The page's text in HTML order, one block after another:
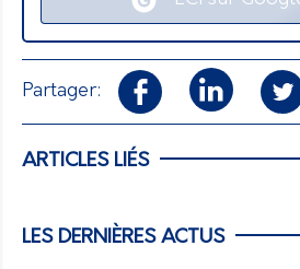
Partager:
ARTICLES LIÉS
LES DERNIÈRES ACTUS